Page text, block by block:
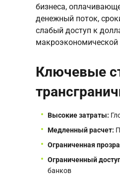
бизнеса,
денежный поток,
слабый доступ к
Ключевые
Высокие затраты:
Медленный расчет:
Ограниченная
Ограниченный
банков